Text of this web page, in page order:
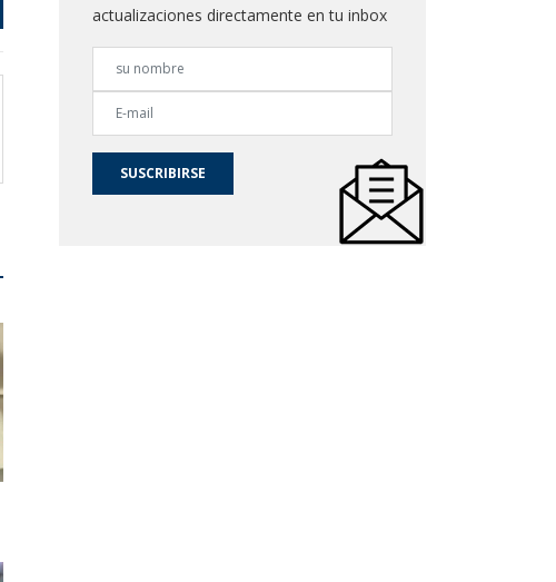
actualizaciones directamente en tu inbox
SUSCRIBIRSE